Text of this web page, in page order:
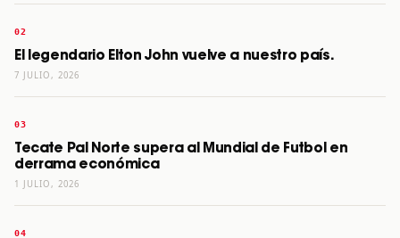
El legendario Elton John vuelve a nuestro país.
7 JULIO, 2026
Tecate Pal Norte supera al Mundial de Futbol en
derrama económica
1 JULIO, 2026